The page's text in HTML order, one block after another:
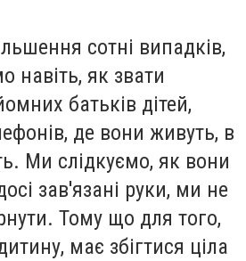
сотні випадків,
навіть, як звати
батьків дітей,
де вони живуть, в
Ми слідкуємо, як вони
зав'язані руки, ми не
Тому що для того,
має збігтися ціла